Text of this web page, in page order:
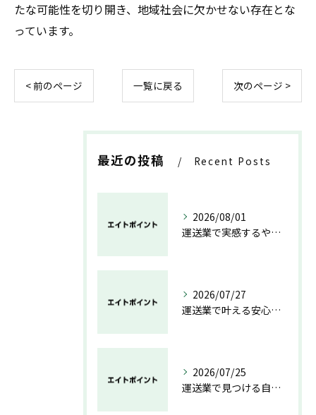
たな可能性を切り開き、地域社会に欠かせない存在とな
っています。
< 前のページ 一覧に戻る 次のページ >
最近の投稿 Recent Posts
2026/08/01
運送業で実感するやりがいと成長の魅力
2026/07/27
運送業で叶える安心と成長のキャリア
2026/07/25
運送業で見つける自分らしい働き方と安定の未来